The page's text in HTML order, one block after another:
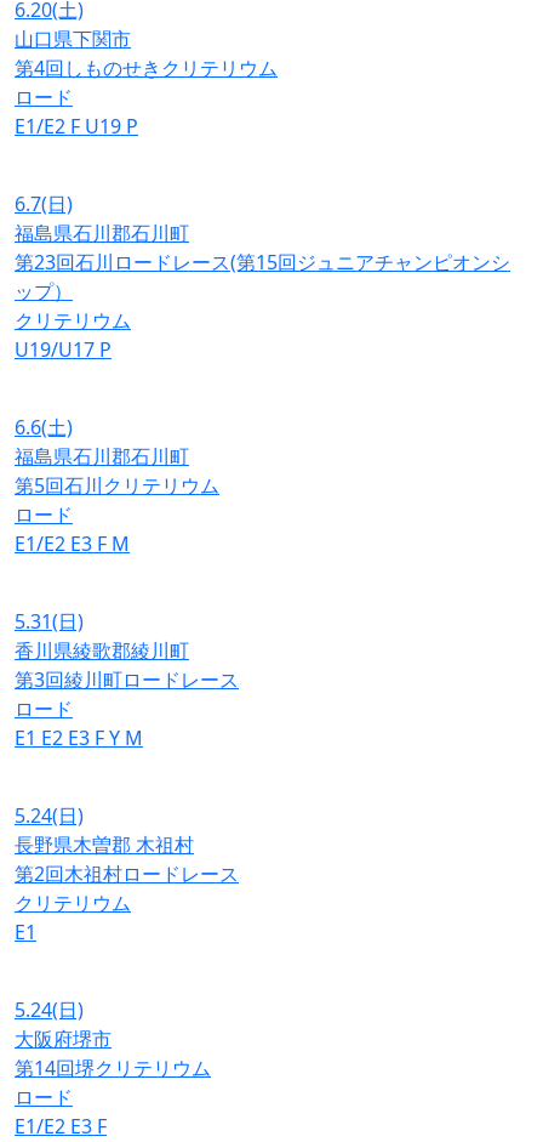
6.20(土)
山口県下関市
第4回しものせきクリテリウム
ロード
E1/E2 F U19 P
6.7(日)
福島県石川郡石川町
第23回石川ロードレース(第15回ジュニアチャンピオンシ
ップ）
クリテリウム
U19/U17 P
6.6(土)
福島県石川郡石川町
第5回石川クリテリウム
ロード
E1/E2 E3 F M
5.31(日)
香川県綾歌郡綾川町
第3回綾川町ロードレース
ロード
E1 E2 E3 FY M
5.24(日)
長野県木曽郡 木祖村
第2回木祖村ロードレース
クリテリウム
E1
5.24(日)
大阪府堺市
第14回堺クリテリウム
ロード
E1/E2 E3 F